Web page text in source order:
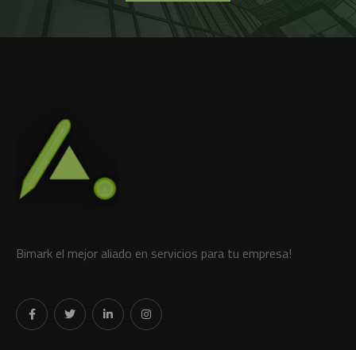
Bimark el mejor aliado en servicios para tu empresa!